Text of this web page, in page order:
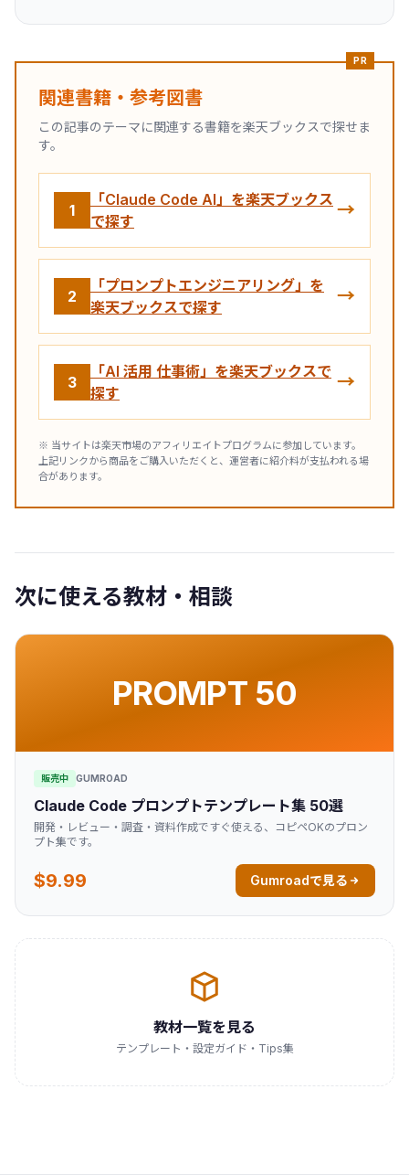
PR
関連書籍・参考図書
この記事のテーマに関連する書籍を楽天ブックスで探せま
す。
1
「Claude Code AI」を楽天ブックス
で探す
→
2
「プロンプトエンジニアリング」を
楽天ブックスで探す
→
3
「AI 活用 仕事術」を楽天ブックスで
探す
→
※ 当サイトは楽天市場のアフィリエイトプログラムに参加しています。
上記リンクから商品をご購入いただくと、運営者に紹介料が支払われる場
合があります。
次に使える教材・相談
PROMPT 50
販売中 GUMROAD
Claude Code プロンプトテンプレート集 50選
開発・レビュー・調査・資料作成ですぐ使える、コピペOKのプロン
プト集です。
$9.99 Gumroadで見る
教材一覧を見る
テンプレート・設定ガイド・Tips集